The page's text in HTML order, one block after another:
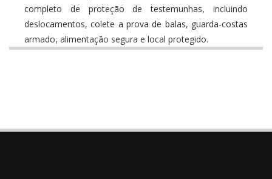
completo de proteção de testemunhas, incluindo
deslocamentos, colete a prova de balas, guarda-costas
armado, alimentação segura e local protegido.